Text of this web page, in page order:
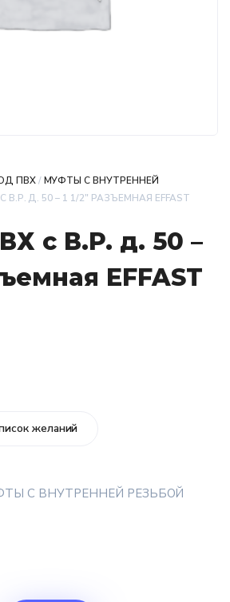
ПВХ/МУФТЫ С ВНУТРЕННЕЙ
Д. 50 – 1 1/2″ РАЗЪЕМНАЯ EFFAST
с В.Р. д. 50 –
EFFAST
желаний
С ВНУТРЕННЕЙ РЕЗЬБОЙ